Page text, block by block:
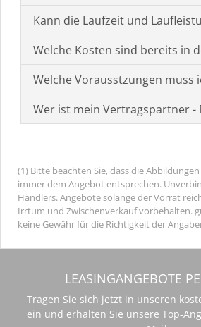
Kann die Laufzeit und
Welche Kosten sind bereits in
Welche Vorausstzungen muss
Wer ist mein Vertragspartner -
(1) Bitte beachten Sie, dass die
immer dem Angebot entsprechen.
Händlers. Angebote solange der Vorrat
Irrtum und Zwischenverkauf vorbehalten.
keine Gewähr für die Richtigkeit der
LEASINGANGEBOTE
Tragen Sie sich jetzt in unseren
ein und erhalten Sie unsere Top-